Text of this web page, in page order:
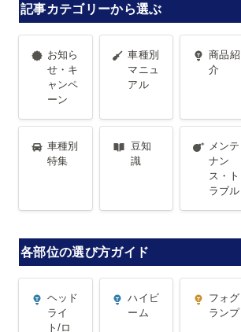
記事カテゴリーから選ぶ
お知らせ・
キャンペー
お知ら
せ・キ
ャンペ
ーン
車種別マニ
ュアル
車種別
マニュ
アル
商品紹介
商品紹
介
車種別特集
車種別
特集
豆知識
豆知
識
ス・トラブ
メンテ
ナン
ス・ト
ラブル
各部位の選び方ガイド
ト/ロービー
ヘッド
ライ
ト/ロ
ハイビーム
ハイビ
ーム
フォグ
ランプ